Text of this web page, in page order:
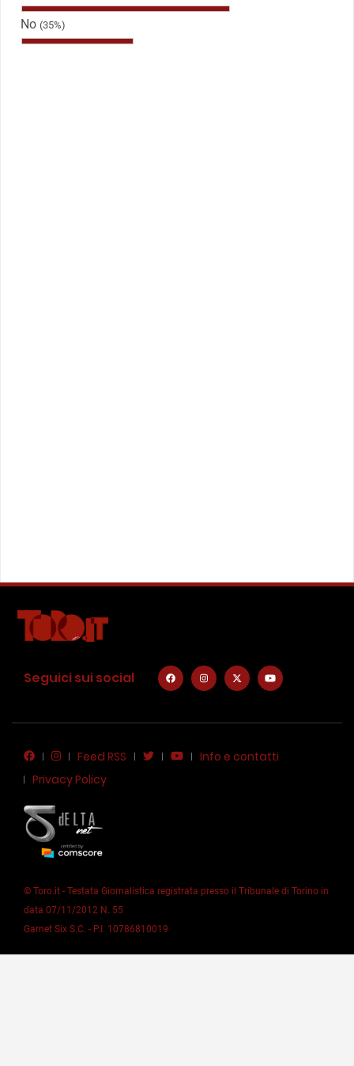
No (35%)
Seguici sui social
Feed RSS
Info e contatti
Privacy Policy
© Toro.it - Testata Giornalistica registrata presso il Tribunale di Torino in
data 07/11/2012 N. 55
Garnet Six S.C. - P.I. 10786810019